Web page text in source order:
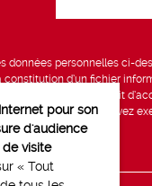
données personnelles ci-
constitution d’un fichier
vous bénéficiez d’un droit
données, que vous pouvez
pour son
d'audience
visite
« Tout